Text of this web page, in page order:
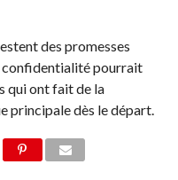
des promesses
confidentialité pourrait
qui ont fait de la
dès le départ.